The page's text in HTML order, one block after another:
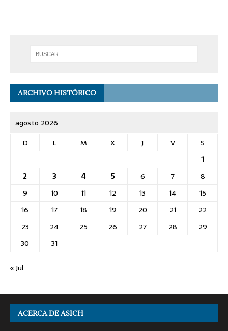
ARCHIVO HISTÓRICO
agosto 2026
D
L M X J V
S
1
2
3 4 5 6 7
8
9
10 11 12 13 14
15
16
17 18 19 20 21
22
23
24 25 26 27 28
29
30
31
« Jul
ACERCA DE ASICH